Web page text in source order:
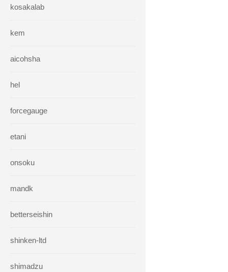
kosakalab
kem
aicohsha
hel
forcegauge
etani
onsoku
mandk
betterseishin
shinken-ltd
shimadzu